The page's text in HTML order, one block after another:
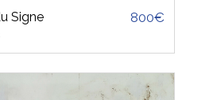
Signe 800€